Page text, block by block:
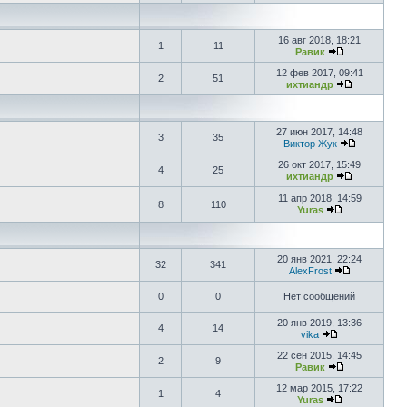
1 11
16 авг 2018, 18:21
Равик
2 51
12 фев 2017, 09:41
ихтиандр
3 35
27 июн 2017, 14:48
Виктор Жук
4 25
26 окт 2017, 15:49
ихтиандр
8 110
11 апр 2018, 14:59
Yuras
32 341
20 янв 2021, 22:24
AlexFrost
0 0 Нет сообщений
4 14
20 янв 2019, 13:36
vika
2 9
22 сен 2015, 14:45
Равик
1 4
12 мар 2015, 17:22
Yuras